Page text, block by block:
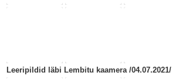
Leeripildid läbi Lembitu kaamera /04.07.2021/